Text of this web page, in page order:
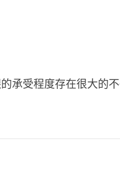
承受程度存在很大的